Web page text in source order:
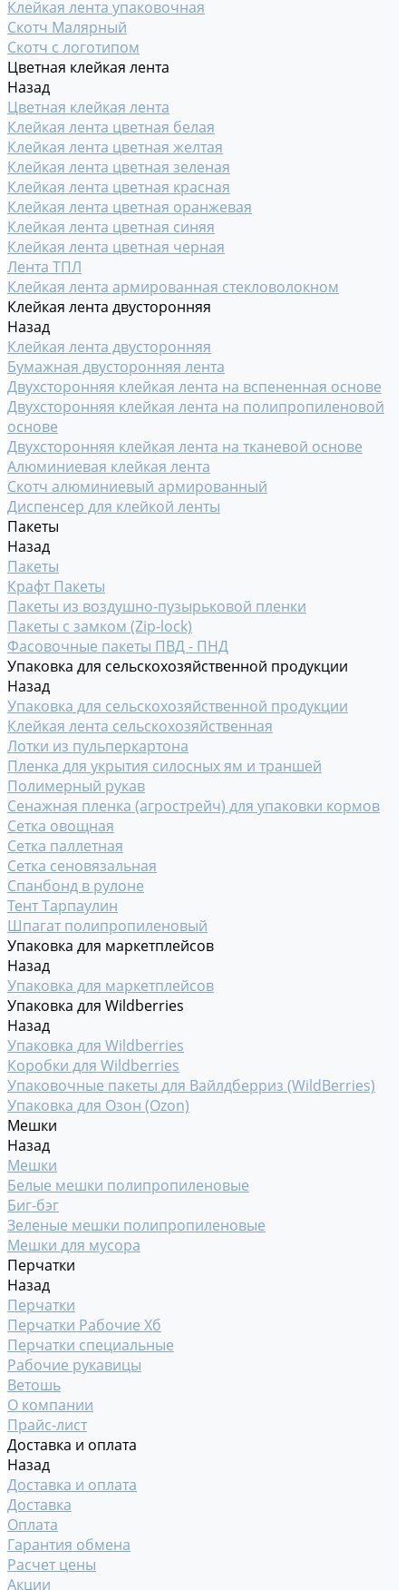
Клейкая лента упаковочная
Скотч Малярный
Скотч с логотипом
Цветная клейкая лента
Назад
Цветная клейкая лента
Клейкая лента цветная белая
Клейкая лента цветная желтая
Клейкая лента цветная зеленая
Клейкая лента цветная красная
Клейкая лента цветная оранжевая
Клейкая лента цветная синяя
Клейкая лента цветная черная
Лента ТПЛ
Клейкая лента армированная стекловолокном
Клейкая лента двусторонняя
Назад
Клейкая лента двусторонняя
Бумажная двусторонняя лента
Двухсторонняя клейкая лента на вспененная основе
Двухсторонняя клейкая лента на полипропиленовой
основе
Двухсторонняя клейкая лента на тканевой основе
Алюминиевая клейкая лента
Скотч алюминиевый армированный
Диспенсер для клейкой ленты
Пакеты
Назад
Пакеты
Крафт Пакеты
Пакеты из воздушно-пузырьковой пленки
Пакеты с замком (Zip-lock)
Фасовочные пакеты ПВД - ПНД
Упаковка для сельскохозяйственной продукции
Назад
Упаковка для сельскохозяйственной продукции
Клейкая лента сельскохозяйственная
Лотки из пульперкартона
Пленка для укрытия силосных ям и траншей
Полимерный рукав
Сенажная пленка (агрострейч) для упаковки кормов
Сетка овощная
Сетка паллетная
Сетка сеновязальная
Спанбонд в рулоне
Тент Тарпаулин
Шпагат полипропиленовый
Упаковка для маркетплейсов
Назад
Упаковка для маркетплейсов
Упаковка для Wildberries
Назад
Упаковка для Wildberries
Коробки для Wildberries
Упаковочные пакеты для Вайлдберриз (WildBerries)
Упаковка для Озон (Ozon)
Мешки
Назад
Мешки
Белые мешки полипропиленовые
Биг-бэг
Зеленые мешки полипропиленовые
Мешки для мусора
Перчатки
Назад
Перчатки
Перчатки Рабочие Хб
Перчатки специальные
Рабочие рукавицы
Ветошь
О компании
Прайс-лист
Доставка и оплата
Назад
Доставка и оплата
Доставка
Оплата
Гарантия обмена
Расчет цены
Акции